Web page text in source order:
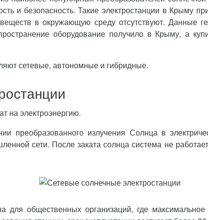
и безопасность. Такие электростанции в Крыму
в окружающую среду отсутствуют. Данные
оборудование получило в Крыму, а
сетевые, автономные и гибридные.
на электроэнергию.
преобразованного излучения Солнца в
сети. После заката солнца система не
для общественных организаций, где максимальное